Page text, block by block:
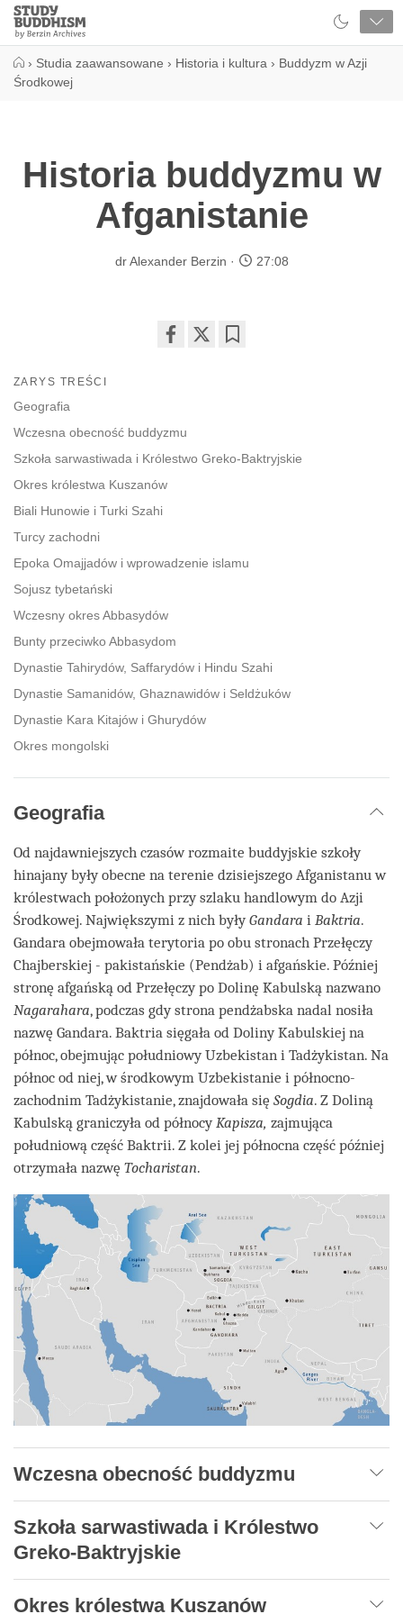
Close
Study
Buddhism
› Studia zaawansowane › Historia i kultura › Buddyzm w Azji
Środkowej
Historia buddyzmu w
Afganistanie
dr Alexander Berzin 27:08
ZARYS TREŚCI
Geografia
Wczesna obecność buddyzmu
Szkoła sarwastiwada i Królestwo Greko-Baktryjskie
Okres królestwa Kuszanów
Biali Hunowie i Turki Szahi
Turcy zachodni
Epoka Omajjadów i wprowadzenie islamu
Sojusz tybetański
Wczesny okres Abbasydów
Bunty przeciwko Abbasydom
Dynastie Tahirydów, Saffarydów i Hindu Szahi
Dynastie Samanidów, Ghaznawidów i Seldżuków
Dynastie Kara Kitajów i Ghurydów
Okres mongolski
Geografia
Od najdawniejszych czasów rozmaite buddyjskie szkoły
hinajany były obecne na terenie dzisiejszego Afganistanu w
królestwach położonych przy szlaku handlowym do Azji
Środkowej. Największymi z nich byłyGandara i Baktria.
Gandara obejmowała terytoria po obu stronach Przełęczy
Chajberskiej - pakistańskie (Pendżab) i afgańskie. Później
stronę afgańską od Przełęczy po Dolinę Kabulską nazwano
Nagarahara, podczas gdy strona pendżabska nadal nosiła
nazwę Gandara. Baktria sięgała od Doliny Kabulskiej na
północ, obejmując południowy Uzbekistan i Tadżykistan. Na
północ od niej, w środkowym Uzbekistanie i północno-
zachodnim Tadżykistanie, znajdowała się Sogdia. Z Doliną
Kabulską graniczyła od północy Kapisza, zajmująca
południową część Baktrii. Z kolei jej północna część później
otrzymała nazwę Tocharistan.
Wczesna obecność buddyzmu
Szkoła sarwastiwada i Królestwo
Greko-Baktryjskie
Okres królestwa Kuszanów